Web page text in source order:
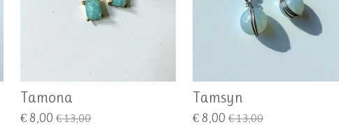
Tamona
€ 8,00 € 13,00
Tamsyn
€ 8,00 € 13,00